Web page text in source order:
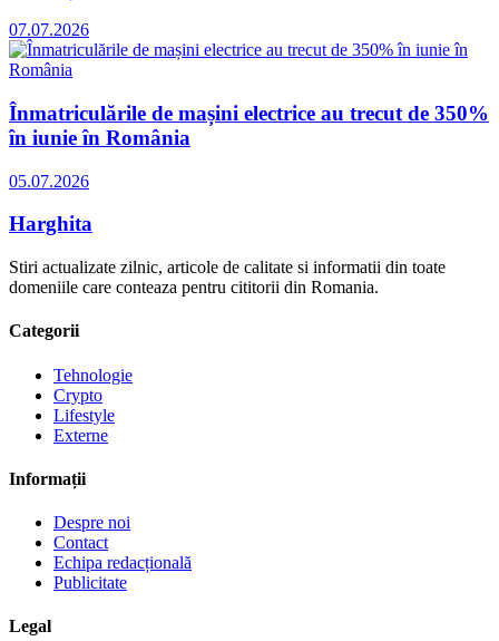
07.07.2026
Înmatriculările de mașini electrice au trecut de 350%
în iunie în România
05.07.2026
Harghita
Stiri actualizate zilnic, articole de calitate si informatii din toate
domeniile care conteaza pentru cititorii din Romania.
Categorii
Tehnologie
Crypto
Lifestyle
Externe
Informații
Despre noi
Contact
Echipa redacțională
Publicitate
Legal